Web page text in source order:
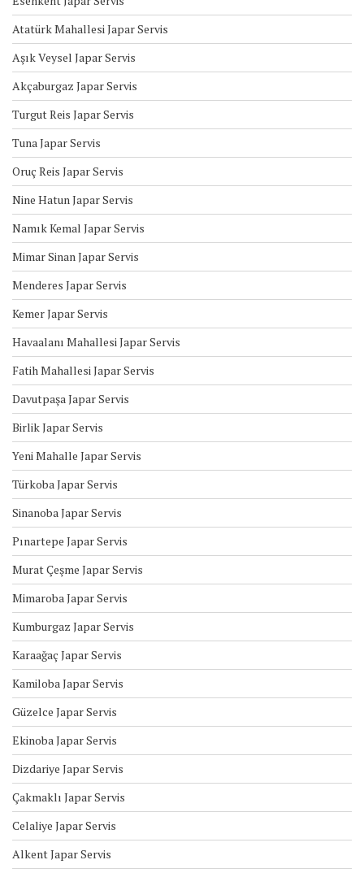
Atatürk Mahallesi Japar Servis
Aşık Veysel Japar Servis
Akçaburgaz Japar Servis
Turgut Reis Japar Servis
Tuna Japar Servis
Oruç Reis Japar Servis
Nine Hatun Japar Servis
Namık Kemal Japar Servis
Mimar Sinan Japar Servis
Menderes Japar Servis
Kemer Japar Servis
Havaalanı Mahallesi Japar Servis
Fatih Mahallesi Japar Servis
Davutpaşa Japar Servis
Birlik Japar Servis
Yeni Mahalle Japar Servis
Türkoba Japar Servis
Sinanoba Japar Servis
Pınartepe Japar Servis
Murat Çeşme Japar Servis
Mimaroba Japar Servis
Kumburgaz Japar Servis
Karaağaç Japar Servis
Kamiloba Japar Servis
Güzelce Japar Servis
Ekinoba Japar Servis
Dizdariye Japar Servis
Çakmaklı Japar Servis
Celaliye Japar Servis
Alkent Japar Servis